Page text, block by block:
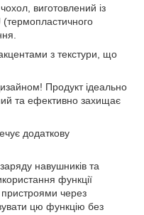
виготовлений із
(термопластичного
з текстури, що
Продукт ідеально
та ефективно захищає
додаткову
навушників та
функції
пристроями через
цю функцію без